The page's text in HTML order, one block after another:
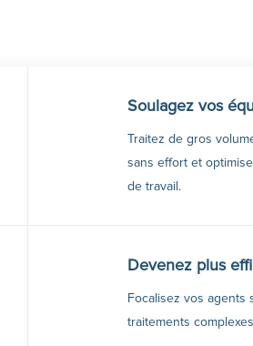
Soulagez vos
Traitez de gros
sans effort et
de travail.
Devenez plus
Focalisez vos agents
traitements